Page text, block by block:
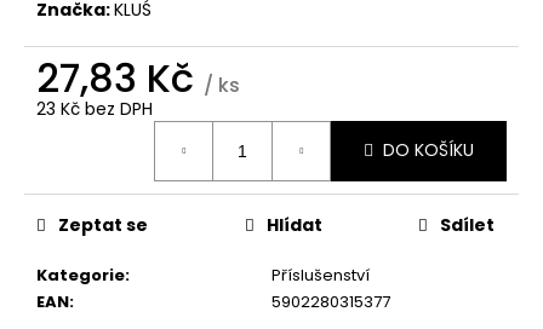
Značka:KLUŚ
27,83 Kč / ks
23 Kč bez DPH
DO KOŠÍKU
Kategorie:
Příslušenství
EAN: 5902280315377
Zeptat se Hlídat Sdílet
u
u